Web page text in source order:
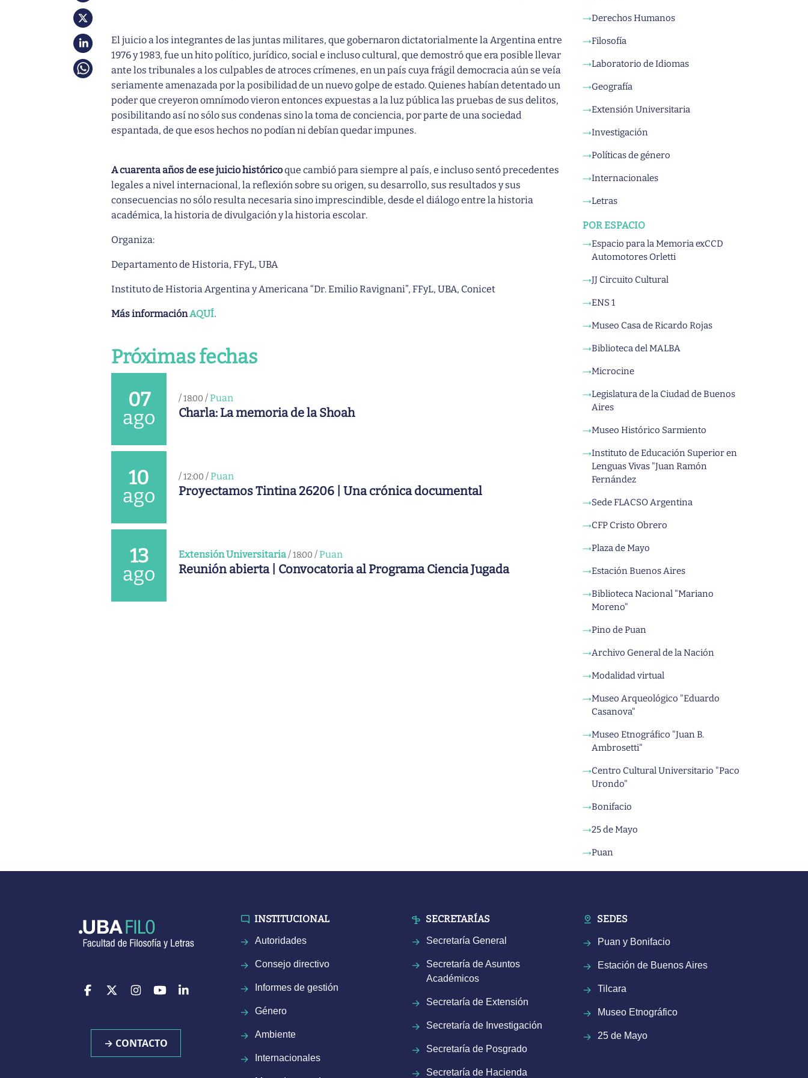
El juicio a los integrantes de las juntas militares, que gobernaron dictatorialmente la Argentina entre
1976 y 1983, fue un hito político, jurídico, social e incluso cultural, que demostró que era posible llevar
ante los tribunales a los culpables de atroces crímenes, en un país cuya frágil democracia aún se veía
seriamente amenazada por la posibilidad de un nuevo golpe de estado. Quienes habían detentado un
poder que creyeron omnímodo vieron entonces expuestas a la luz pública las pruebas de sus delitos,
posibilitando así no sólo sus condenas sino la toma de conciencia, por parte de una sociedad
espantada, de que esos hechos no podían ni debían quedar impunes.
A cuarenta años de ese juicio históricoque cambió para siempre al país, e incluso sentó precedentes
legales a nivel internacional, la reflexión sobre su origen, su desarrollo, sus resultados y sus
consecuencias no sólo resulta necesaria sino imprescindible, desde el diálogo entre la historia
académica, la historia de divulgación y la historia escolar.
Organiza:
Departamento de Historia, FFyL, UBA
Instituto de Historia Argentina y Americana “Dr. Emilio Ravignani”, FFyL, UBA, Conicet
Más informaciónAQUÍ.
Próximas fechas
07
ago
/18:00 /Puan
Charla: La memoria de la Shoah
10
ago
/12:00 /Puan
Proyectamos Tintina 26206 | Una crónica documental
13
ago
Extensión Universitaria/18:00 /Puan
Reunión abierta | Convocatoria al Programa Ciencia Jugada
→Derechos Humanos
→Filosofía
→Laboratorio de Idiomas
→Geografía
→Extensión Universitaria
→Investigación
→Políticas de género
→Internacionales
→Letras
POR ESPACIO
→Espacio para la Memoria exCCD
Automotores Orletti
→JJ Circuito Cultural
→ENS 1
→Museo Casa de Ricardo Rojas
→Biblioteca del MALBA
→Microcine
→Legislatura de la Ciudad de Buenos
Aires
→Museo Histórico Sarmiento
→Instituto de Educación Superior en
Lenguas Vivas "Juan Ramón
Fernández
→Sede FLACSO Argentina
→CFP Cristo Obrero
→Plaza de Mayo
→Estación Buenos Aires
→Biblioteca Nacional "Mariano
Moreno"
→Pino de Puan
→Archivo General de la Nación
→Modalidad virtual
→Museo Arqueológico "Eduardo
Casanova"
→Museo Etnográfico "Juan B.
Ambrosetti"
→Centro Cultural Universitario "Paco
Urondo"
→Bonifacio
→25 de Mayo
→Puan
→ CONTACTO
INSTITUCIONAL
Autoridades
Consejo directivo
Informes de gestión
Género
Ambiente
Internacionales
SECRETARÍAS
Secretaría General
Secretaría de Asuntos
Académicos
Secretaría de Extensión
Secretaría de Investigación
Secretaría de Posgrado
Secretaría de Hacienda
SEDES
Puan y Bonifacio
Estación de Buenos Aires
Tilcara
Museo Etnográfico
25 de Mayo